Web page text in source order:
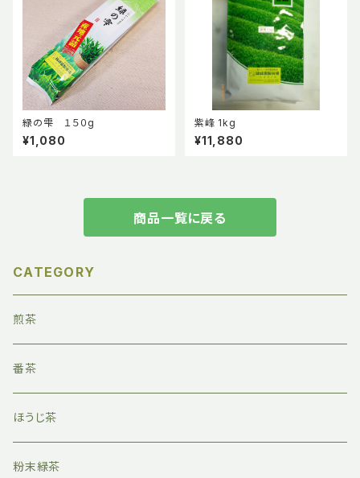
緑の雫 １５０g
¥1,080
紫峰 1kg
¥11,880
商品一覧に戻る
CATEGORY
煎茶
番茶
ほうじ茶
粉末緑茶